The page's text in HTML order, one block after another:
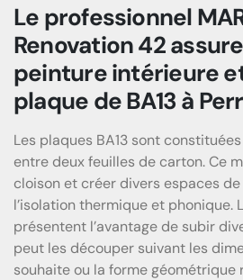
Le professionnel
Renovation 42
peinture intérieure
plaque de BA13 à
Les plaques BA13 sont
entre deux feuilles de carton. Ce
cloison et créer divers espaces
l’isolation thermique et phonique.
présentent l’avantage de subir
peut les découper suivant les
souhaite ou la forme géométrique